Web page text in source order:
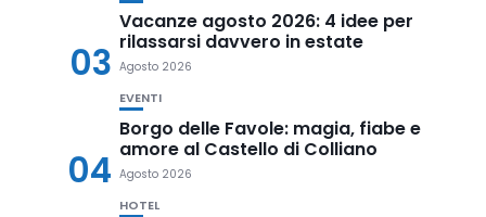
03
Vacanze agosto 2026: 4 idee per
rilassarsi davvero in estate
Agosto 2026
04
EVENTI
Borgo delle Favole: magia, fiabe e
amore al Castello di Colliano
Agosto 2026
HOTEL